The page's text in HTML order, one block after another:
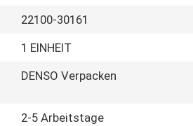
22100-30161
1 EINHEIT
DENSO Verpacken
2-5 Arbeitstage